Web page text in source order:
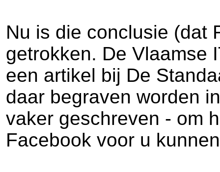
Nu is die conclusie (dat
getrokken. De Vlaamse
een artikel bij De
daar begraven worden
vaker geschreven - om
Facebook voor u